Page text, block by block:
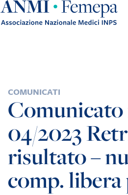
POSTED IN
COMUNICATI
Comunicato
04/2023
risultato –
comp.